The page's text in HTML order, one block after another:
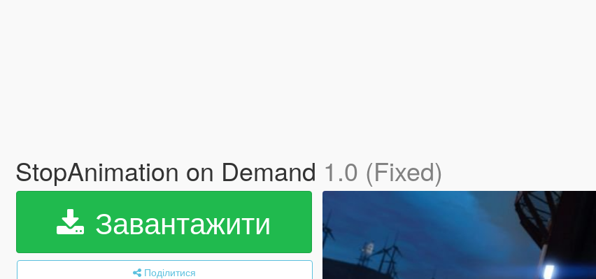
StopAnimation on Demand 1.0 (Fixed)
Завантажити
Поділитися